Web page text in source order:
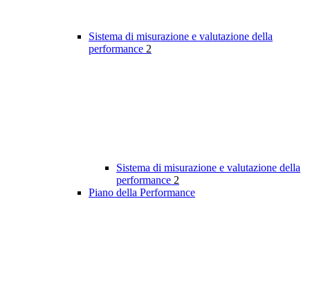
Sistema di misurazione e valutazione della
performance 2
Sistema di misurazione e valutazione della
performance 2
Piano della Performance